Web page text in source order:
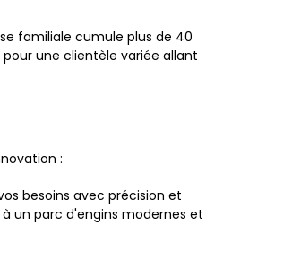
familiale cumule plus de 40
une clientèle variée allant
:
besoins avec précision et
un parc d'engins modernes et